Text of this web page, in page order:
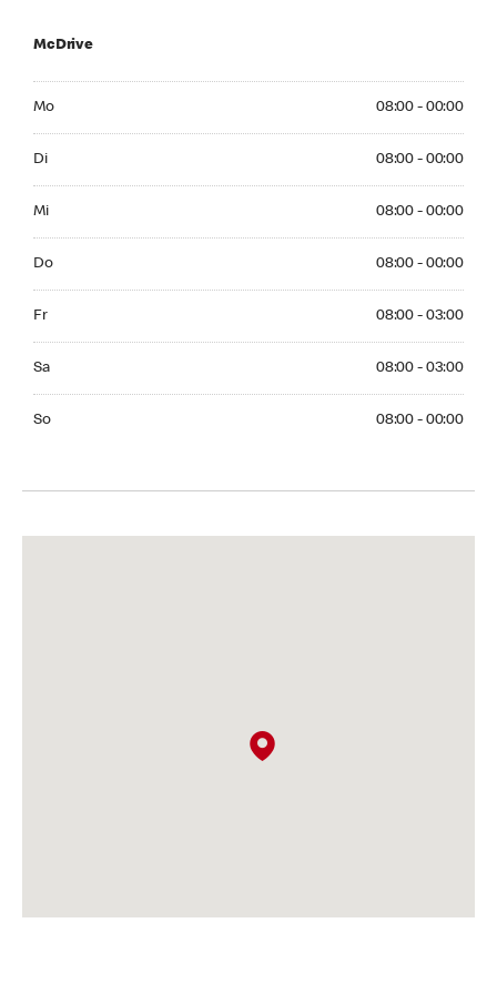
McDrive
Mo 08:00 - 00:00
Di 08:00 - 00:00
Mi 08:00 - 00:00
Do 08:00 - 00:00
Fr 08:00 - 03:00
Sa 08:00 - 03:00
So 08:00 - 00:00